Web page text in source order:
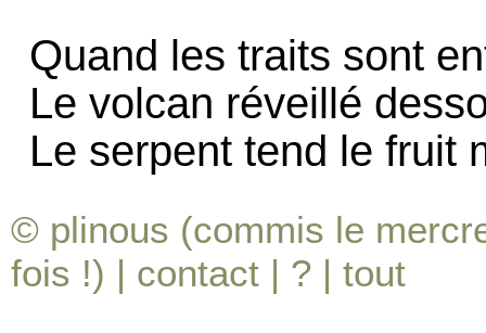
Quand les traits sont
Le volcan réveillé
Le serpent tend le fruit
© plinous (commis le
fois !) | contact | ? | tout